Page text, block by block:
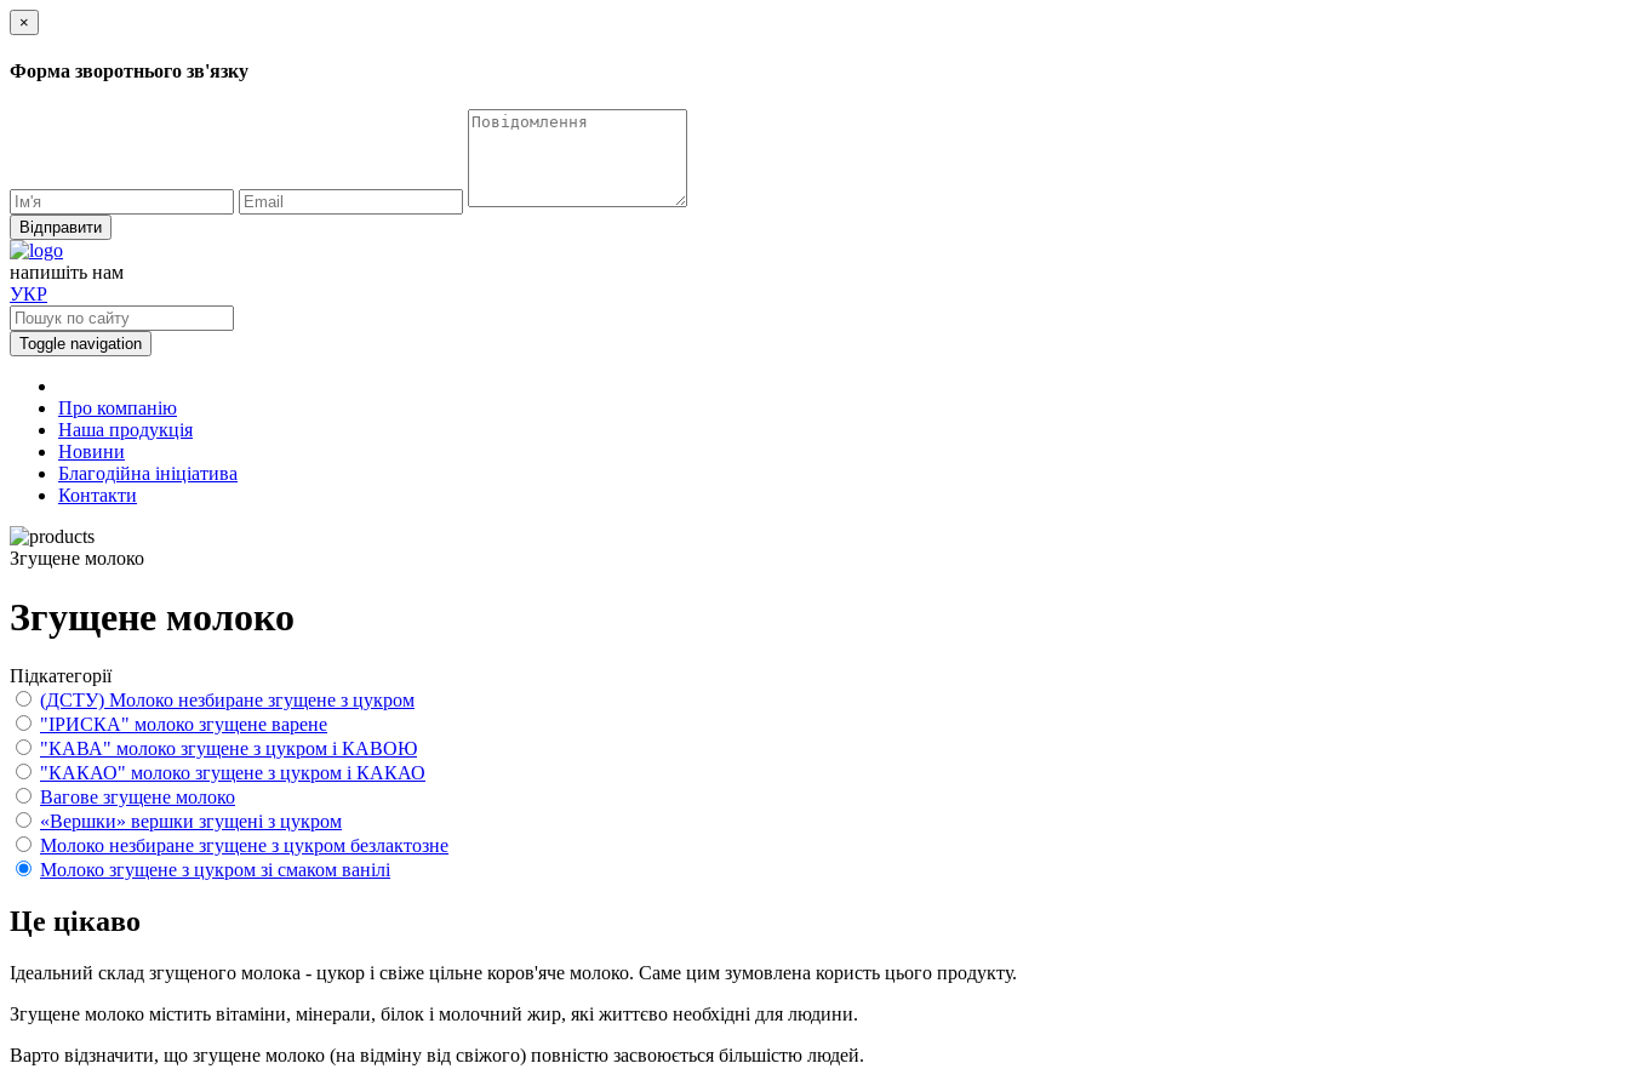
×
Форма зворотнього зв'язку
Відправити
напишiть нам
УКР
Toggle navigation
Про компанію
Наша продукція
Новини
Благодійна ініціатива
Контакти
Згущене молоко
Згущене молоко
Підкатегорії
(ДСТУ) Молоко незбиране згущене з цукром
"ІРИСКА" молоко згущене варене
"КАВА" молоко згущене з цукром і КАВОЮ
"КАКАО" молоко згущене з цукром і КАКАО
Вагове згущене молоко
«Вершки» вершки згущені з цукром
Молоко незбиране згущене з цукром безлактозне
Молоко згущене з цукром зі смаком ванілі
Це цікаво
Ідеальний склад згущеного молока - цукор і свіже цільне коров'яче молоко. Саме цим зумовлена користь цього продукту.
Згущене молоко містить вітаміни, мінерали, білок і молочний жир, які життєво необхідні для людини.
Варто відзначити, що згущене молоко (на відміну від свіжого) повністю засвоюється більшістю людей.